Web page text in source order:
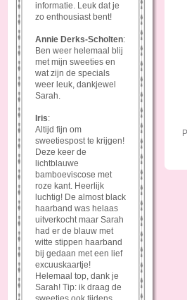
informatie. Leuk dat je
zo enthousiast bent!
Annie Derks-Scholten:
Ben weer helemaal blij
met mijn sweeties en
wat zijn de specials
weer leuk, dankjewel
Sarah.
Iris:
Altijd fijn om
sweetiespost te krijgen!
Deze keer de
lichtblauwe
bamboeviscose met
roze kant. Heerlijk
luchtig! De almost black
haarband was helaas
uitverkocht maar Sarah
had er de blauw met
witte stippen haarband
bij gedaan met een lief
excuuskaartje!
Helemaal top, dank je
Sarah! Tip: ik draag de